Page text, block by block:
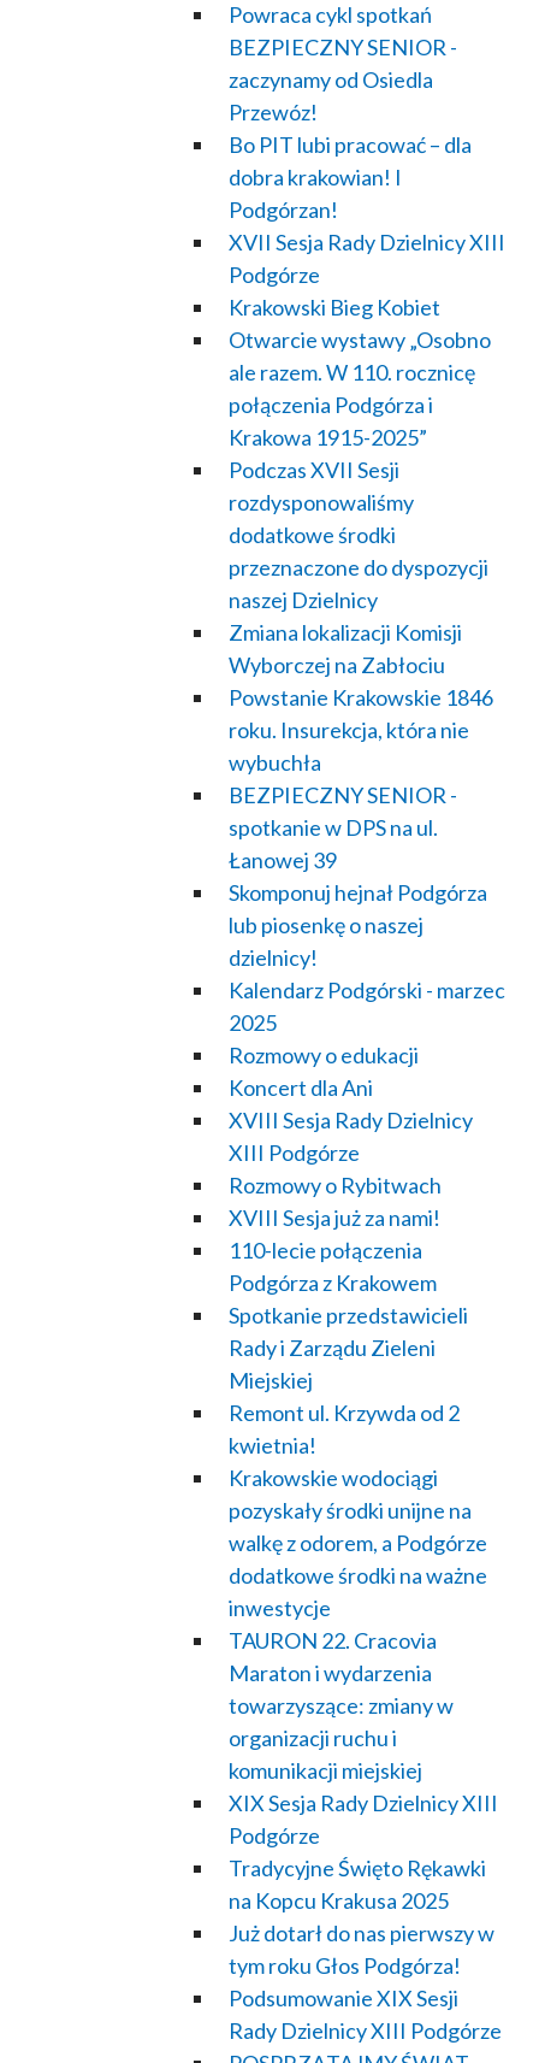
Powraca cykl spotkań
BEZPIECZNY SENIOR -
zaczynamy od Osiedla
Przewóz!
Bo PIT lubi pracować – dla
dobra krakowian! I
Podgórzan!
XVII Sesja Rady Dzielnicy XIII
Podgórze
Krakowski Bieg Kobiet
Otwarcie wystawy „Osobno
ale razem. W 110. rocznicę
połączenia Podgórza i
Krakowa 1915-2025”
Podczas XVII Sesji
rozdysponowaliśmy
dodatkowe środki
przeznaczone do dyspozycji
naszej Dzielnicy
Zmiana lokalizacji Komisji
Wyborczej na Zabłociu
Powstanie Krakowskie 1846
roku. Insurekcja, która nie
wybuchła
BEZPIECZNY SENIOR -
spotkanie w DPS na ul.
Łanowej 39
Skomponuj hejnał Podgórza
lub piosenkę o naszej
dzielnicy!
Kalendarz Podgórski - marzec
2025
Rozmowy o edukacji
Koncert dla Ani
XVIII Sesja Rady Dzielnicy
XIII Podgórze
Rozmowy o Rybitwach
XVIII Sesja już za nami!
110-lecie połączenia
Podgórza z Krakowem
Spotkanie przedstawicieli
Rady i Zarządu Zieleni
Miejskiej
Remont ul. Krzywda od 2
kwietnia!
Krakowskie wodociągi
pozyskały środki unijne na
walkę z odorem, a Podgórze
dodatkowe środki na ważne
inwestycje
TAURON 22. Cracovia
Maraton i wydarzenia
towarzyszące: zmiany w
organizacji ruchu i
komunikacji miejskiej
XIX Sesja Rady Dzielnicy XIII
Podgórze
Tradycyjne Święto Rękawki
na Kopcu Krakusa 2025
Już dotarł do nas pierwszy w
tym roku Głos Podgórza!
Podsumowanie XIX Sesji
Rady Dzielnicy XIII Podgórze